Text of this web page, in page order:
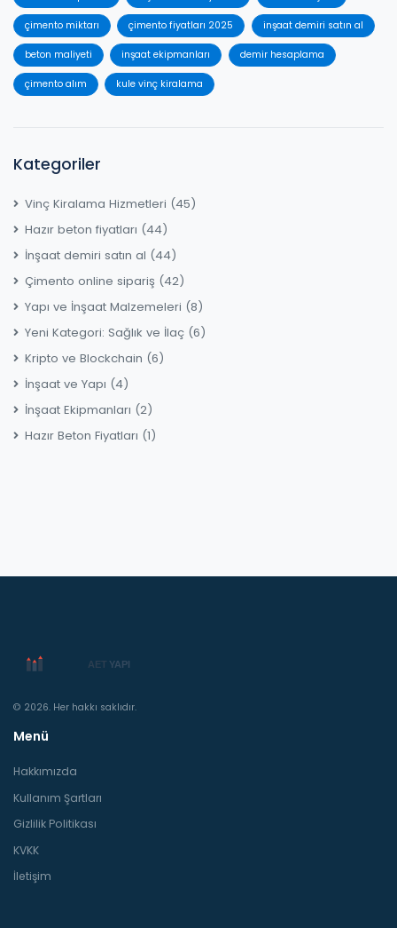
çimento miktarı çimento fiyatları 2025 inşaat demiri satın al
beton maliyeti inşaat ekipmanları demir hesaplama
çimento alım kule vinç kiralama
Kategoriler
Vinç Kiralama Hizmetleri (45)
Hazır beton fiyatları (44)
İnşaat demiri satın al (44)
Çimento online sipariş (42)
Yapı ve İnşaat Malzemeleri (8)
Yeni Kategori: Sağlık ve İlaç (6)
Kripto ve Blockchain (6)
İnşaat ve Yapı (4)
İnşaat Ekipmanları (2)
Hazır Beton Fiyatları (1)
© 2026. Her hakkı saklıdır.
Menü
Hakkımızda
Kullanım Şartları
Gizlilik Politikası
KVKK
İletişim